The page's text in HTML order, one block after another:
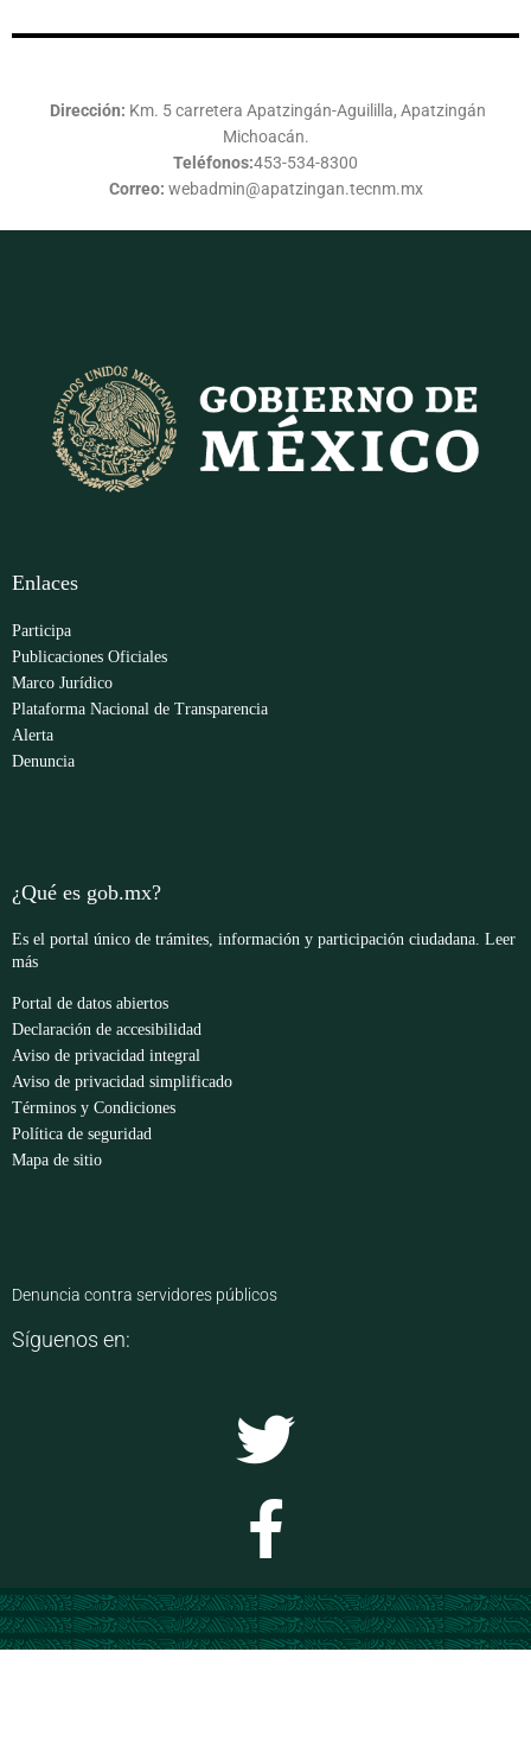
Dirección: Km. 5 carretera Apatzingán-Aguililla, Apatzingán
Michoacán.
Teléfonos:453-534-8300
Correo: webadmin@apatzingan.tecnm.mx
Enlaces
Participa
Publicaciones Oficiales
Marco Jurídico
Plataforma Nacional de Transparencia
Alerta
Denuncia
¿Qué es gob.mx?
Es el portal único de trámites, información y participación ciudadana. Leer
más
Portal de datos abiertos
Declaración de accesibilidad
Aviso de privacidad integral
Aviso de privacidad simplificado
Términos y Condiciones
Política de seguridad
Mapa de sitio
Denuncia contra servidores públicos
Síguenos en: